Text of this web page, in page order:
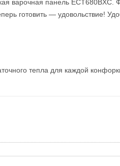
варочная панель
готовить — удовольствие!
тепла для каждой